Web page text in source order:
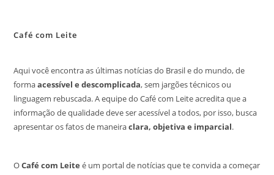
Café com Leite
Aqui você encontra as últimas notícias do Brasil e do mundo, de
formaacessível e descomplicada, sem jargões técnicos ou
linguagem rebuscada. A equipe do Café com Leite acredita que a
informação de qualidade deve ser acessível a todos, por isso, busca
apresentar os fatos de maneiraclara, objetiva e imparcial.
OCafé com Leite é um portal de notícias que te convida a começar